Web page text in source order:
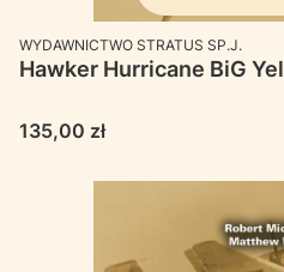
PRODUCENT
WYDAWNICTWO STRATUS SP.J.
Hawker Hurricane BiG
Cena
135,00 zł